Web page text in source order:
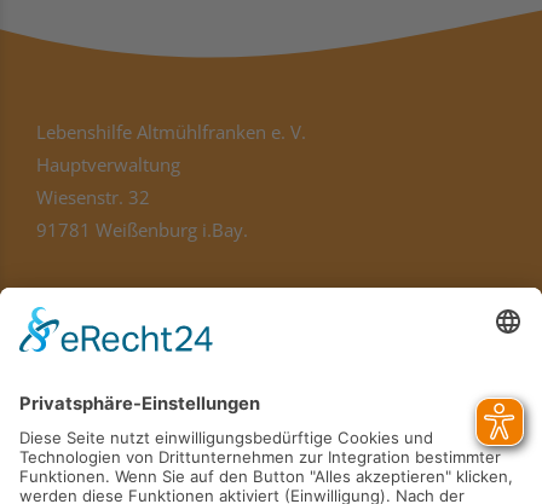
Lebenshilfe Altmühlfranken e. V.
Hauptverwaltung
Wiesenstr. 32
91781 Weißenburg i.Bay.
hauptverwaltung@lebenshilfe-af.de
Telefon09141 8321-100
Kontakt
Karriere